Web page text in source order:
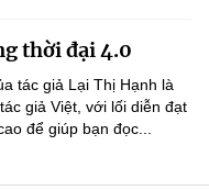
NGHỆ
thời đại 4.0
tác giả Lại Thị Hạnh là
giả Việt, với lối diễn đạt
để giúp bạn đọc...